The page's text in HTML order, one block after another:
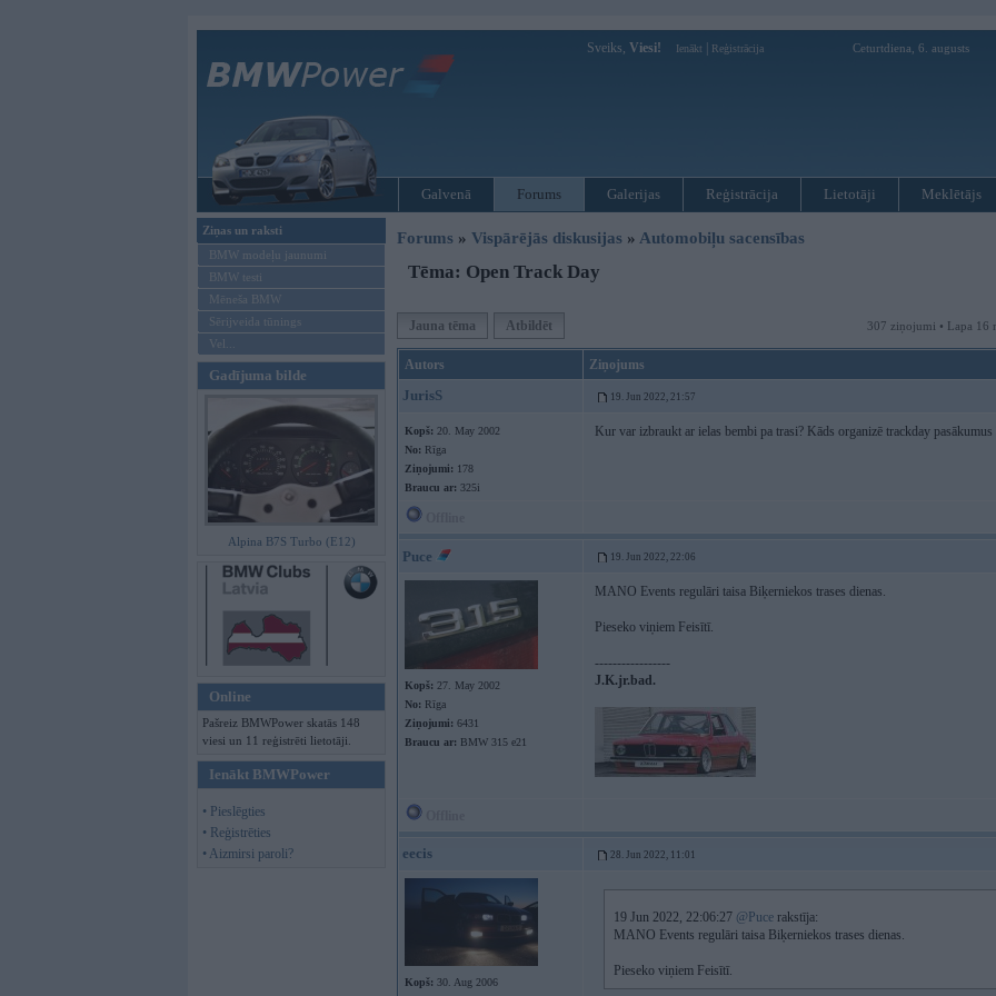
Sveiks, Viesi! Ienākt Reģistrācija Ceturtdiena, 6. augusts
Galvenā Forums Galerijas Reģistrācija Lietotāji Meklētājs
Ziņas un raksti
BMW modeļu jaunumi
BMW testi
Mēneša BMW
Sērijveida tūnings
Vel...
Gadījuma bilde
Alpina B7S Turbo (E12)
Online
Pašreiz BMWPower skatās 148
viesi un 11 reģistrēti lietotāji.
Ienākt BMWPower
• Pieslēgties
• Reģistrēties
• Aizmirsi paroli?
Forums » Vispārējās diskusijas » Automobiļu sacensības
Tēma: Open Track Day
Jauna tēma Atbildēt 307 ziņojumi • Lapa 16
Autors Ziņojums
JurisS 19. Jun 2022, 21:57
Kopš: 20. May 2002
No: Rīga
Ziņojumi: 178
Braucu ar: 325i
Kur var izbraukt ar ielas bembi pa trasi? Kāds organizē trackday pasākumus
Puce 19. Jun 2022, 22:06
Kopš: 27. May 2002
No: Rīga
Ziņojumi: 6431
Braucu ar: BMW 315 e21
MANO Events regulāri taisa Biķerniekos trases dienas.
Pieseko viņiem Feisītī.
-----------------
J.K.jr.bad.
eecis 28. Jun 2022, 11:01
Kopš: 30. Aug 2006
19 Jun 2022, 22:06:27 @Puce rakstīja:
MANO Events regulāri taisa Biķerniekos trases dienas.
Pieseko viņiem Feisītī.